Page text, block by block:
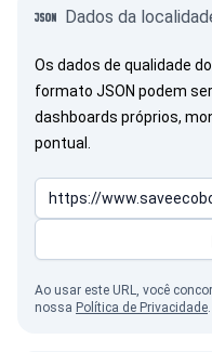
Dados da
Os dados de qualidade
formato JSON podem
dashboards próprios,
pontual.
Ao usar este URL, você
nossa Política de Privacidade.